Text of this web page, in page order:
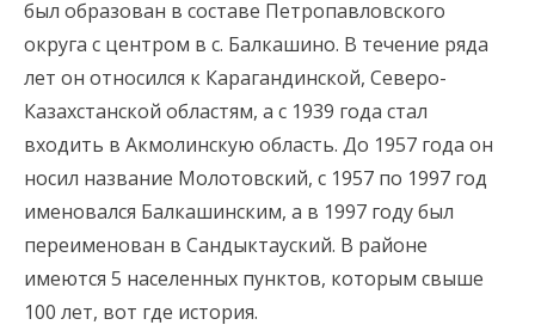
был образован в составе Петропавловского
округа с центром в с. Балкашино. В течение ряда
лет он относился к Карагандинской, Северо-
Казахстанской областям, а с 1939 года стал
входить в Акмолинскую область. До 1957 года он
носил название Молотовский, с 1957 по 1997 год
именовался Балкашинским, а в 1997 году был
переименован в Сандыктауский. В районе
имеются 5 населенных пунктов, которым свыше
100 лет, вот где история.